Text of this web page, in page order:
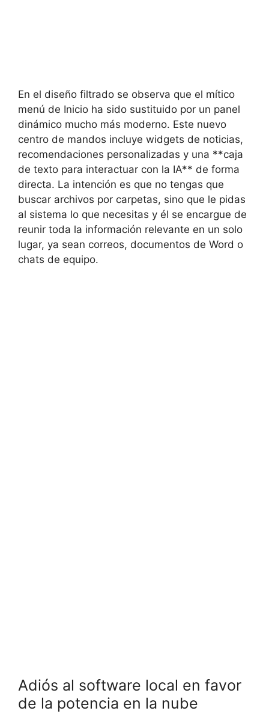
En el diseño filtrado se observa que el mítico
menú de Inicio ha sido sustituido por un panel
dinámico mucho más moderno. Este nuevo
centro de mandos incluye widgets de noticias,
recomendaciones personalizadas y una **caja
de texto para interactuar con la IA** de forma
directa. La intención es que no tengas que
buscar archivos por carpetas, sino que le pidas
al sistema lo que necesitas y él se encargue de
reunir toda la información relevante en un solo
lugar, ya sean correos, documentos de Word o
chats de equipo.
Adiós al software local en favor
de la potencia en la nube